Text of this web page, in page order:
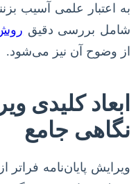
به اعتبار علمی آسیب
شامل بررسی دقیق
از وضوح آن نیز می‌شود.
ابعاد کلیدی
نگاهی جامع
ویرایش پایان‌نامه